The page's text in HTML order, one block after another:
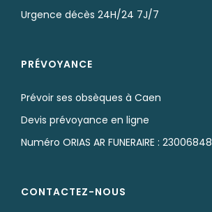
Urgence décès 24H/24 7J/7
PRÉVOYANCE
Prévoir ses obsèques à Caen
Devis prévoyance en ligne
Numéro ORIAS AR FUNERAIRE : 23006848
CONTACTEZ-NOUS